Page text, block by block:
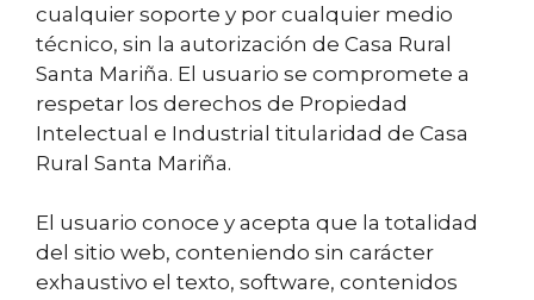
cualquier soporte y por cualquier medio
técnico, sin la autorización de Casa Rural
Santa Mariña. El usuario se compromete a
respetar los derechos de Propiedad
Intelectual e Industrial titularidad de Casa
Rural Santa Mariña.
El usuario conoce y acepta que la totalidad
del sitio web, conteniendo sin carácter
exhaustivo el texto, software, contenidos